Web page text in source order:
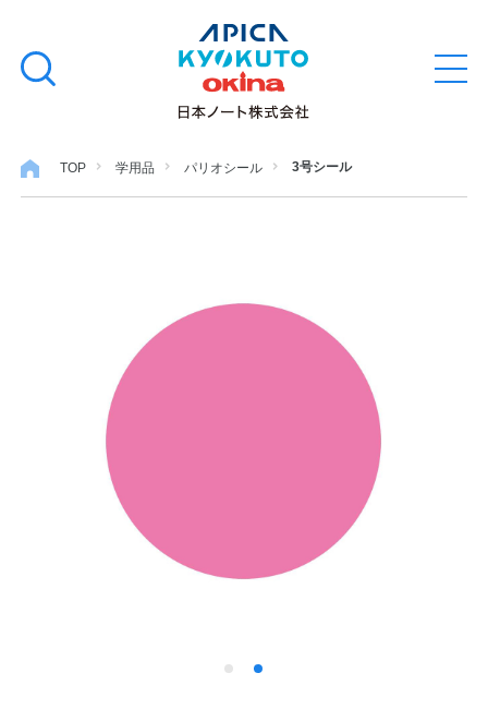
文
キ
ッ
閉
検
る
日用・事務用品
特集・コラム
ノートの豆知識
探求・自主学習のすすめ
TOP 学用品 パリオシール 3号シール